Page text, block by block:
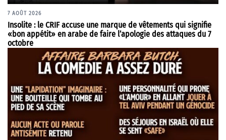
7 AOÛT 2026
Insolite : le CRIF accuse une marque de vêtements qui signifie
«bon appétit» en arabe de faire l’apologie des attaques du 7
octobre